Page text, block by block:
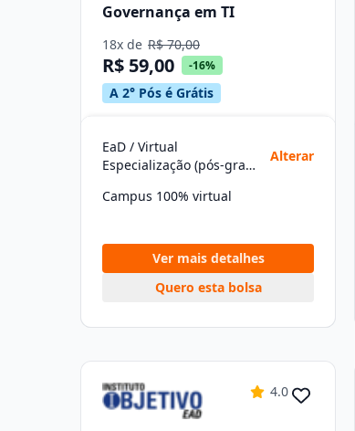
Governança em TI
18x de R$ 70,00
R$ 59,00 -16%
A 2° Pós é Grátis
EaD / Virtual
Especialização (pós-graduação)
Alterar
Campus 100% virtual
Ver mais detalhes
Quero esta bolsa
4.0